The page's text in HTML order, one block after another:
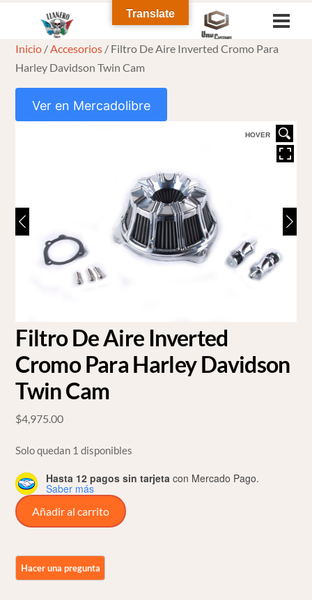
content
Inicio /Accesorios / Filtro De Aire Inverted Cromo Para
Harley Davidson Twin Cam
Ver en Mercadolibre
HOVER
Filtro De Aire Inverted
Cromo Para Harley Davidson
Twin Cam
$4,975.00
Solo quedan 1 disponibles
Hasta 12 pagos sin tarjeta con Mercado Pago.
Saber más
Filtro
De
Inverted
Cromo
Añadir al carrito
Translate